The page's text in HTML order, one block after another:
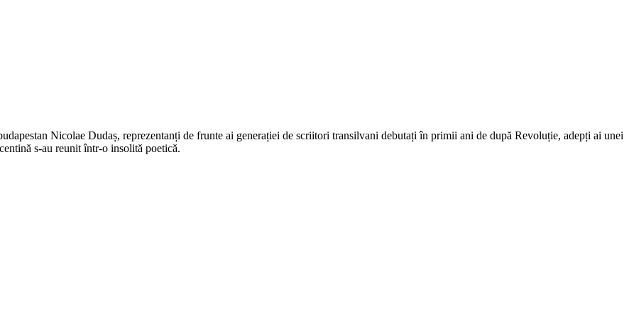
Nicolae Dudaș, reprezentanți de frunte ai generației de scriitori transilvani debutați în primii ani de după Revoluție, adepți ai unei
s-au reunit într-o insolită poetică.